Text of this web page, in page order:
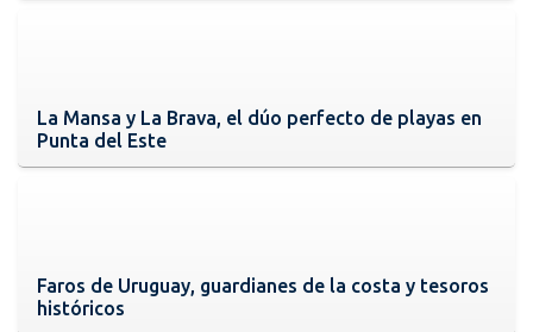
La Mansa y La Brava, el dúo perfecto de playas en
Punta del Este
Faros de Uruguay, guardianes de la costa y tesoros
históricos